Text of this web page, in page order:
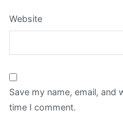
Website
Save my name, email,
time I comment.